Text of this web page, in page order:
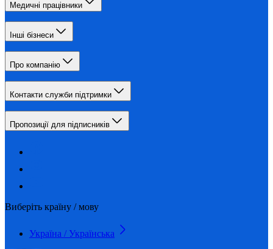
Медичні працівники
Інші бізнеси
Про компанію
Контакти служби підтримки
Пропозиції для підписників
Виберіть країну / мову
Україна / Українська